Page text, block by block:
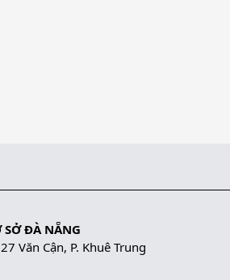
SỞ ĐÀ NẴNG
Văn Cận, P. Khuê Trung